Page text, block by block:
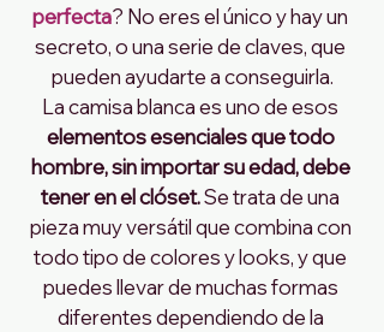
perfecta? No eres el único y hay un
secreto, o una serie de claves, que
pueden ayudarte a conseguirla.
La camisa blanca es uno de esos
elementos esenciales que todo
hombre, sin importar su edad, debe
tener en el clóset. Se trata de una
pieza muy versátil que combina con
todo tipo de colores y looks, y que
puedes llevar de muchas formas
diferentes dependiendo de la